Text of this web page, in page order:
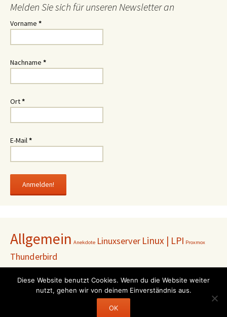
Melden Sie sich für unseren Newsletter an
Vorname *
Nachname *
Ort*
E-Mail*
Allgemein Anekdote Linuxserver Linux | LPI Proxmox
Thunderbird
Diese Website benutzt Cookies. Wenn du die Website weiter
nutzt, gehen wir von deinem Einverständnis aus.
OK